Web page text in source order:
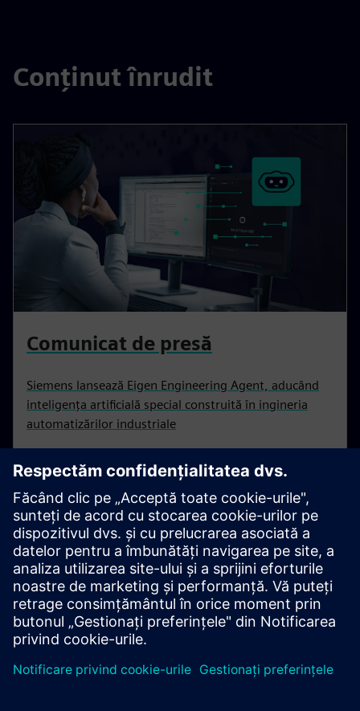
Conținut înrudit
Comunicat de presă
Siemens lansează Eigen Engineering Agent, aducând
inteligența artificială special construită în ingineria
automatizărilor industriale